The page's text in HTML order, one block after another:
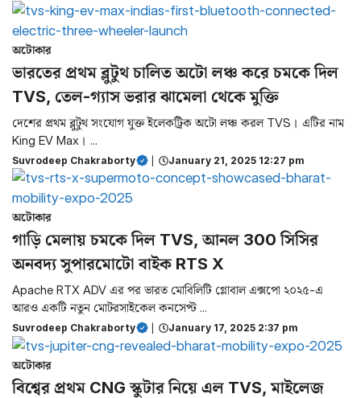
অটোকার
ভারতের প্রথম ব্লুটুথ চালিত অটো লঞ্চ করে চমকে দিল
TVS, তেল-গ্যাস ভরার ঝামেলা থেকে মুক্তি
দেশের প্রথম ব্লুটুথ সংযোগ যুক্ত ইলেকট্রিক অটো লঞ্চ করল TVS। এটির নাম
King EV Max। ...
Suvrodeep Chakraborty | January 21, 2025 12:27 pm
অটোকার
গাড়ি মেলায় চমকে দিল TVS, আনল 300 সিসির
অনবদ্য সুপারমোটো বাইক RTS X
Apache RTX ADV এর পর ভারত মোবিলিটি গ্লোবাল এক্সপো ২০২৫-এ
আরও একটি নতুন মোটরসাইকেল কনসেপ্ট ...
Suvrodeep Chakraborty | January 17, 2025 2:37 pm
অটোকার
বিশ্বের প্রথম CNG স্কুটার নিয়ে এল TVS, মাইলেজ